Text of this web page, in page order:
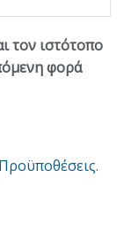
τον ιστότοπο
φορά
.